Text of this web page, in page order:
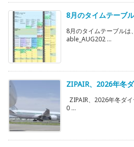
8月のタイムテーブ
8月のタイムテーブル
able_AUG202 ...
ZIPAIR、2026年冬
ZIPAIR、2026年冬ダ
0 ...